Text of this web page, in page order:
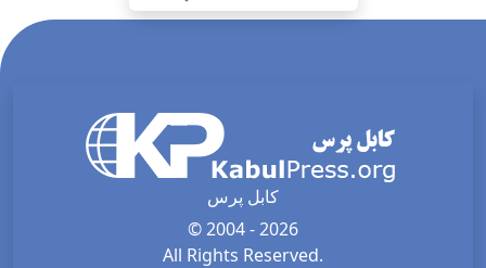
کابل پرس
© 2004 - 2026
All Rights Reserved.